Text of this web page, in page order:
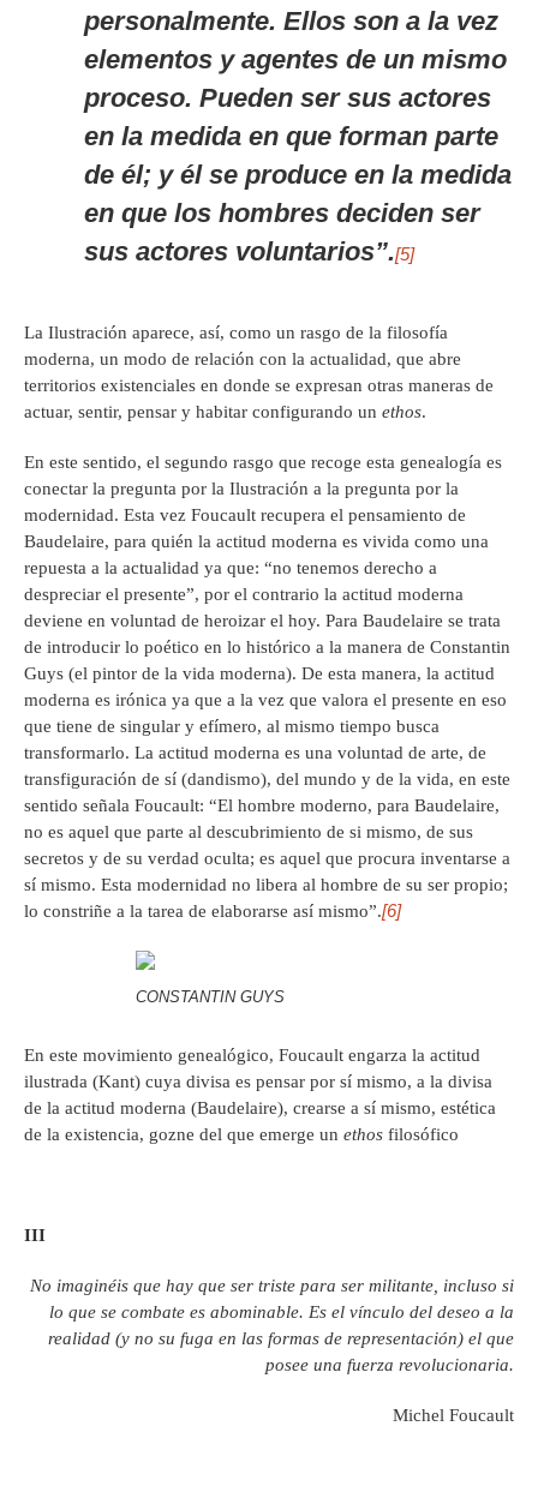
personalmente. Ellos son a la vez
elementos y agentes de un mismo
proceso. Pueden ser sus actores
en la medida en que forman parte
de él; y él se produce en la medida
en que los hombres deciden ser
sus actores voluntarios”.[5]
La Ilustración aparece, así, como un rasgo de la filosofía
moderna, un modo de relación con la actualidad, que abre
territorios existenciales en donde se expresan otras maneras de
actuar, sentir, pensar y habitar configurando un ethos.
En este sentido, el segundo rasgo que recoge esta genealogía es
conectar la pregunta por la Ilustración a la pregunta por la
modernidad. Esta vez Foucault recupera el pensamiento de
Baudelaire, para quién la actitud moderna es vivida como una
repuesta a la actualidad ya que: “no tenemos derecho a
despreciar el presente”, por el contrario la actitud moderna
deviene en voluntad de heroizar el hoy. Para Baudelaire se trata
de introducir lo poético en lo histórico a la manera de Constantin
Guys (el pintor de la vida moderna). De esta manera, la actitud
moderna es irónica ya que a la vez que valora el presente en eso
que tiene de singular y efímero, al mismo tiempo busca
transformarlo. La actitud moderna es una voluntad de arte, de
transfiguración de sí (dandismo), del mundo y de la vida, en este
sentido señala Foucault: “El hombre moderno, para Baudelaire,
no es aquel que parte al descubrimiento de si mismo, de sus
secretos y de su verdad oculta; es aquel que procura inventarse a
sí mismo. Esta modernidad no libera al hombre de su ser propio;
lo constriñe a la tarea de elaborarse así mismo”.[6]
CONSTANTIN GUYS
En este movimiento genealógico, Foucault engarza la actitud
ilustrada (Kant) cuya divisa es pensar por sí mismo, a la divisa
de la actitud moderna (Baudelaire), crearse a sí mismo, estética
de la existencia, gozne del que emerge un ethos filosófico
III
No imaginéis que hay que ser triste para ser militante, incluso si
lo que se combate es abominable. Es el vínculo del deseo a la
realidad (y no su fuga en las formas de representación) el que
posee una fuerza revolucionaria.
Michel Foucault